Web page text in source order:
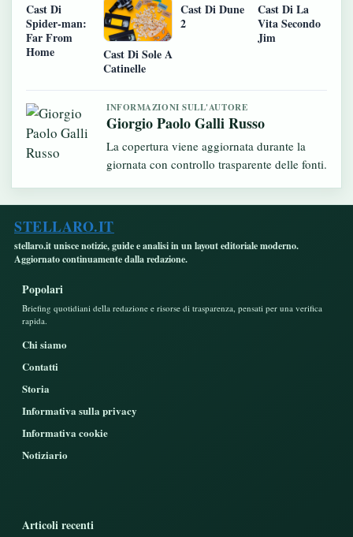
Cast Di
Spider-man:
Far From
Home
Cast Di Sole A
Catinelle
Cast Di Dune
2
Cast Di La
Vita Secondo
Jim
INFORMAZIONI SULL'AUTORE
Giorgio Paolo Galli Russo
La copertura viene aggiornata durante la
giornata con controllo trasparente delle fonti.
STELLARO.IT
stellaro.it unisce notizie, guide e analisi in un layout editoriale moderno.
Aggiornato continuamente dalla redazione.
Popolari
Briefing quotidiani della redazione e risorse di trasparenza, pensati per una verifica
rapida.
Chi siamo
Contatti
Storia
Informativa sulla privacy
Informativa cookie
Notiziario
Articoli recenti